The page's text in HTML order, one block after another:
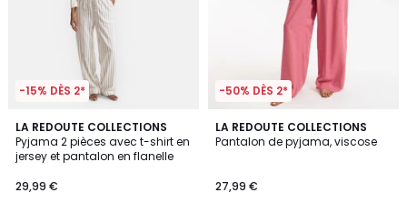
-15% DÈS 2*
LA REDOUTE COLLECTIONS
Pyjama 2 pièces avec t-shirt en
jersey et pantalon en flanelle
29,99 €
-50% DÈS 2*
LA REDOUTE COLLECTIONS
Pantalon de pyjama, viscose
27,99 €